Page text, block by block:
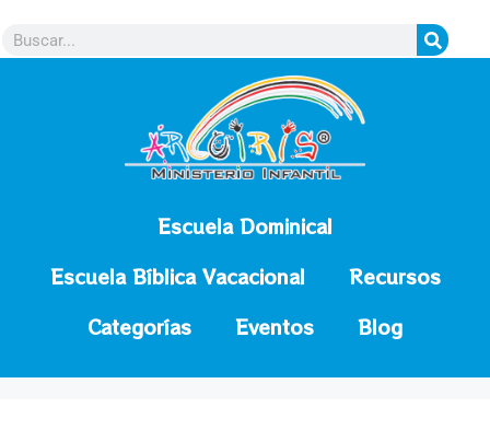
Escuela Dominical
Escuela Bíblica Vacacional
Recursos
Categorías
Eventos Blog